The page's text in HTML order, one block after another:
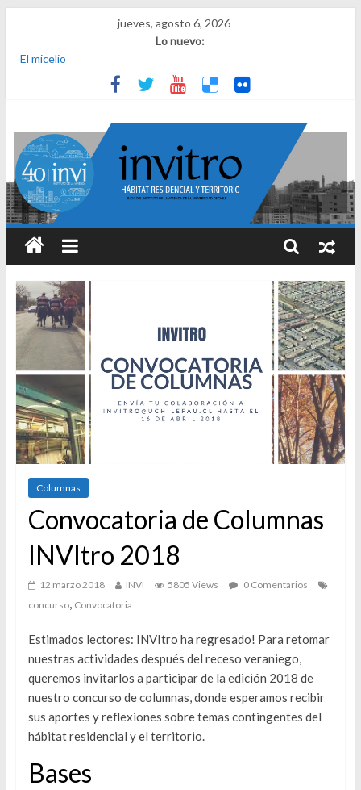
jueves, agosto 6, 2026
Lo nuevo:
El micelio
Receta para viajar al pasado
Una noche y el amanecer en Dignidad
INVI
El derecho a habitar
Columnas
Convocatoria de Columnas
INVItro 2018
12 marzo 2018 INVI 5805 Views
0 Comentarios
concurso, Convocatoria
Estimados lectores: INVItro ha regresado! Para retomar
nuestras actividades después del receso veraniego,
queremos invitarlos a participar de la edición 2018 de
nuestro concurso de columnas, donde esperamos recibir
sus aportes y reflexiones sobre temas contingentes del
hábitat residencial y el territorio.
Bases